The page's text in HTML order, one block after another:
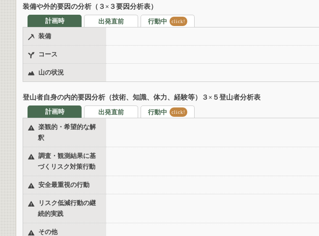
装備や外的要因の分析（３×３要因分析表）
計画時
出発直前 行動中 click!
装備
コース
山の状況
登山者自身の内的要因分析（技術、知識、体力、経験等）３×５登山者分析表
計画時
出発直前 行動中 click!
楽観的・希望的な解
釈
調査・観測結果に基
づくリスク対策行動
安全最重視の行動
リスク低減行動の継
続的実践
その他